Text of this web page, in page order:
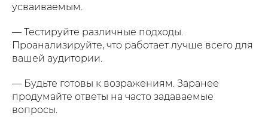
усваиваемым.
— Тестируйте различные подходы.
Проанализируйте, что работает лучше всего для
вашей аудитории.
— Будьте готовы к возражениям. Заранее
продумайте ответы на часто задаваемые
вопросы.